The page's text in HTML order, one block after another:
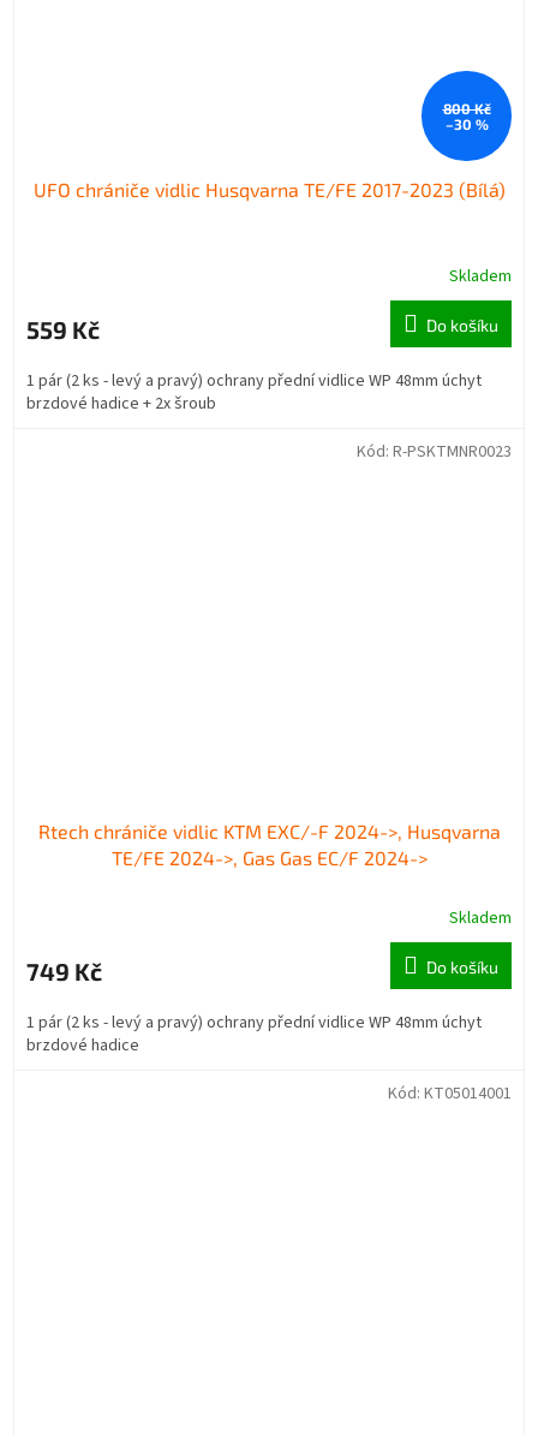
800 Kč
–30 %
UFO chrániče vidlic Husqvarna TE/FE 2017-2023 (Bílá)
Skladem
559 Kč Do košíku
1 pár (2 ks - levý a pravý) ochrany přední vidlice WP 48mm úchyt
brzdové hadice + 2x šroub
Rtech chrániče vidlic KTM EXC/-F 2024->, Husqvarna
TE/FE 2024->, Gas Gas EC/F 2024->
Skladem
749 Kč Do košíku
1 pár (2 ks - levý a pravý) ochrany přední vidlice WP 48mm úchyt
brzdové hadice
Kód: R-PSKTMNR0023
Kód: KT05014001